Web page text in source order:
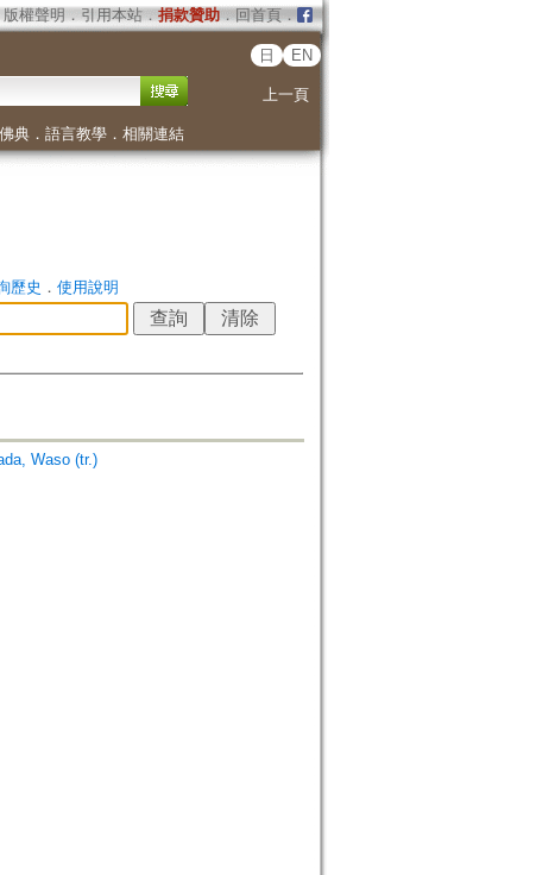
版權聲明 ． 引用本站． 捐款贊助．回首頁．
日 EN
上一頁
典． 語言教學． 相關連結
歷史 ． 使用說明
Waso (tr.)